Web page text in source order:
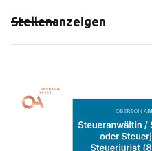
Stellenanzeigen